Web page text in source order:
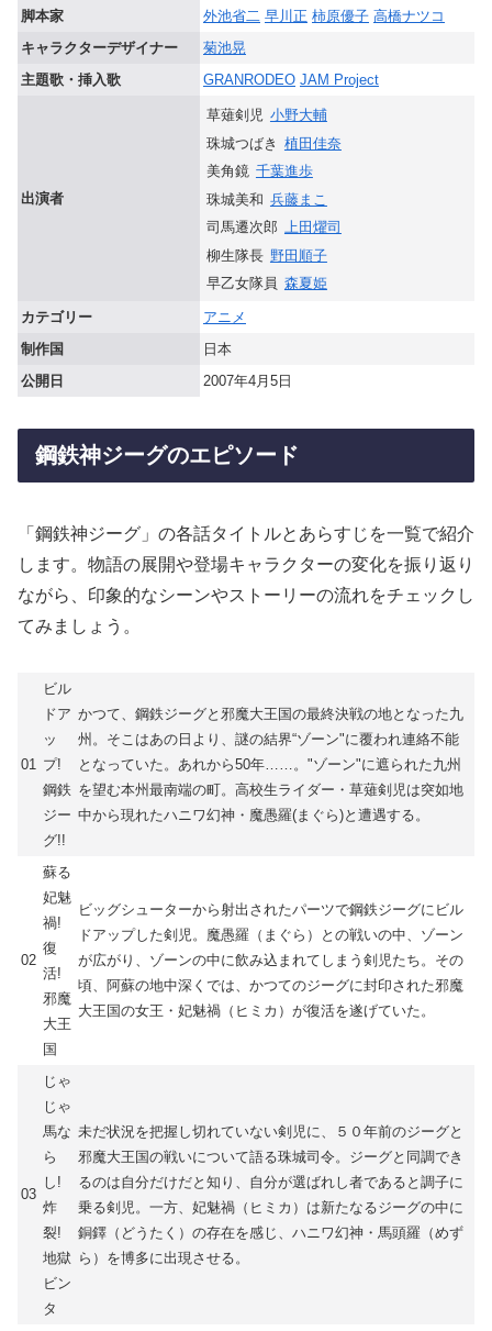
脚本家
外池省二 早川正 柿原優子 高橋ナツコ
キャラクターデザイナー
菊池晃
主題歌・挿入歌
GRANRODEO JAM Project
出演者
草薙剣児 小野大輔
珠城つばき 植田佳奈
美角鏡 千葉進歩
珠城美和 兵藤まこ
司馬遷次郎 上田燿司
柳生隊長 野田順子
早乙女隊員 森夏姫
カテゴリー
アニメ
制作国
日本
公開日
2007年4月5日
鋼鉄神ジーグのエピソード
「鋼鉄神ジーグ」の各話タイトルとあらすじを一覧で紹介
します。物語の展開や登場キャラクターの変化を振り返り
ながら、印象的なシーンやストーリーの流れをチェックし
てみましょう。
01
ビル
ドア
ッ
プ!
鋼鉄
ジー
グ!!
かつて、鋼鉄ジーグと邪魔大王国の最終決戦の地となった九
州。そこはあの日より、謎の結界“ゾーン"に覆われ連絡不能
となっていた。あれから50年……。"ゾーン"に遮られた九州
を望む本州最南端の町。高校生ライダー・草薙剣児は突如地
中から現れたハニワ幻神・魔愚羅(まぐら)と遭遇する。
02
蘇る
妃魅
禍!
復
活!
邪魔
大王
国
ビッグシューターから射出されたパーツで鋼鉄ジーグにビル
ドアップした剣児。魔愚羅（まぐら）との戦いの中、ゾーン
が広がり、ゾーンの中に飲み込まれてしまう剣児たち。その
頃、阿蘇の地中深くでは、かつてのジーグに封印された邪魔
大王国の女王・妃魅禍（ヒミカ）が復活を遂げていた。
03
じゃ
じゃ
馬な
ら
し!
炸
裂!
地獄
ビン
タ
未だ状況を把握し切れていない剣児に、５０年前のジーグと
邪魔大王国の戦いについて語る珠城司令。ジーグと同調でき
るのは自分だけだと知り、自分が選ばれし者であると調子に
乗る剣児。一方、妃魅禍（ヒミカ）は新たなるジーグの中に
銅鐸（どうたく）の存在を感じ、ハニワ幻神・馬頭羅（めず
ら）を博多に出現させる。